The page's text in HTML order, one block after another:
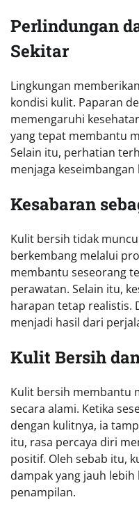
Perlindungan
Sekitar
Lingkungan
kondisi kulit. Paparan
memengaruhi
yang tepat membantu
Selain itu, perhatian
menjaga
Kesabaran
Kulit bersih tidak
berkembang melalui
membantu seseorang
perawatan. Selain itu,
harapan tetap realistis.
menjadi hasil dari
Kulit Bersih
Kulit bersih membantu
secara alami. Ketika
dengan kulitnya, ia
itu, rasa percaya diri
positif. Oleh sebab itu,
dampak yang jauh
penampilan.